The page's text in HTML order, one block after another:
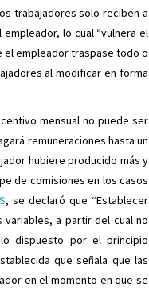
trabajadores solo reciben a
lo cual “vulnera el
el empleador traspase todo o
al modificar en forma
mensual no puede ser
remuneraciones hasta un
hubiere producido más y
de comisiones en los casos
, se declaró que “Establecer
a partir del cual no
dispuesto por el principio
que señala que las
en el momento en que se